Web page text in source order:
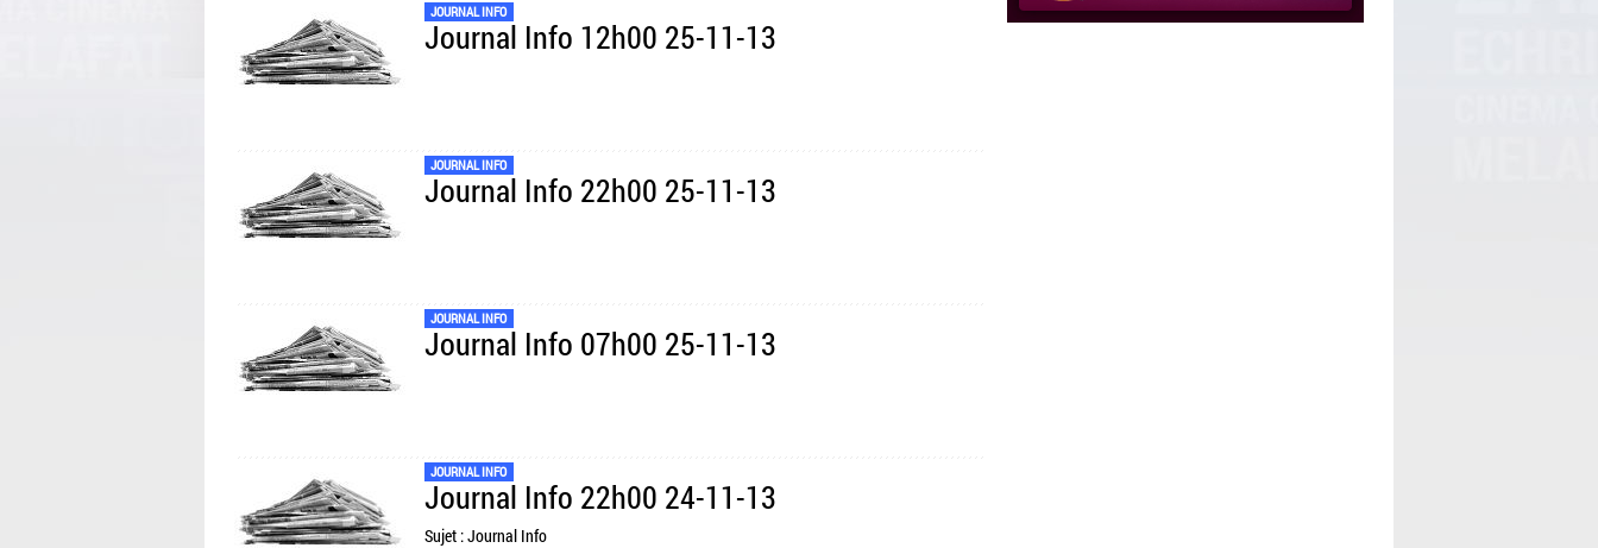
JOURNAL INFO
Journal Info 12h00 25-11-13
JOURNAL INFO
Journal Info 22h00 25-11-13
JOURNAL INFO
Journal Info 07h00 25-11-13
JOURNAL INFO
Journal Info 22h00 24-11-13
Sujet : Journal Info